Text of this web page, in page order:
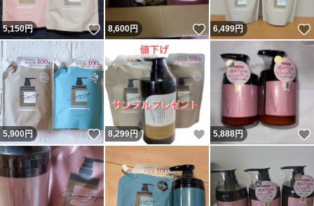
5,150円 いいね！
8,600円 いいね！
6,499円
5,900円 いいね！
8,299円 いいね！
5,888円